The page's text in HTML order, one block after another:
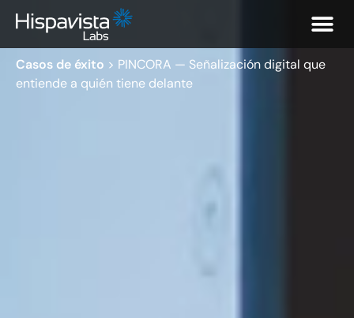
Casos de éxito > PINCORA — Señalización digital que
entiende a quién tiene delante